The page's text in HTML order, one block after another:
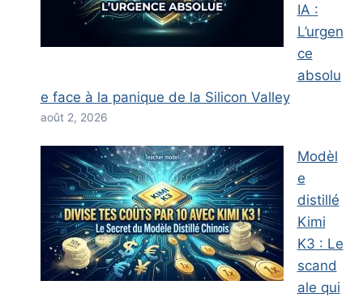
IA :
L’urgen
ce
absolu
e face à la panique de la Silicon Valley
août 2, 2026
Modèl
e
distillé
Kimi
K3 : Le
scand
ale qui